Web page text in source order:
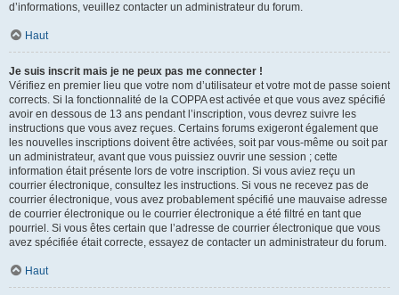
d’informations, veuillez contacter un administrateur du forum.
Haut
Je suis inscrit mais je ne peux pas me connecter !
Vérifiez en premier lieu que votre nom d’utilisateur et votre mot de passe soient
corrects. Si la fonctionnalité de la COPPA est activée et que vous avez spécifié
avoir en dessous de 13 ans pendant l’inscription, vous devrez suivre les
instructions que vous avez reçues. Certains forums exigeront également que
les nouvelles inscriptions doivent être activées, soit par vous-même ou soit par
un administrateur, avant que vous puissiez ouvrir une session ; cette
information était présente lors de votre inscription. Si vous aviez reçu un
courrier électronique, consultez les instructions. Si vous ne recevez pas de
courrier électronique, vous avez probablement spécifié une mauvaise adresse
de courrier électronique ou le courrier électronique a été filtré en tant que
pourriel. Si vous êtes certain que l’adresse de courrier électronique que vous
avez spécifiée était correcte, essayez de contacter un administrateur du forum.
Haut